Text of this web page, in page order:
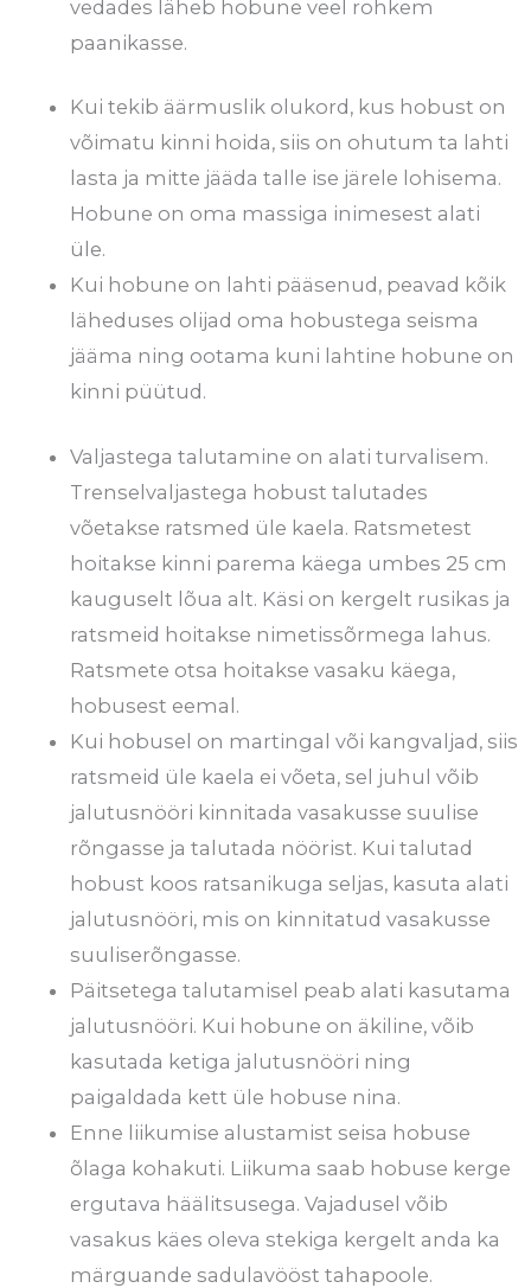
vedades läheb hobune veel rohkem
paanikasse.
Kui tekib äärmuslik olukord, kus hobust on
võimatu kinni hoida, siis on ohutum ta lahti
lasta ja mitte jääda talle ise järele lohisema.
Hobune on oma massiga inimesest alati
üle.
Kui hobune on lahti pääsenud, peavad kõik
läheduses olijad oma hobustega seisma
jääma ning ootama kuni lahtine hobune on
kinni püütud.
Valjastega talutamine on alati turvalisem.
Trenselvaljastega hobust talutades
võetakse ratsmed üle kaela. Ratsmetest
hoitakse kinni parema käega umbes 25 cm
kauguselt lõua alt. Käsi on kergelt rusikas ja
ratsmeid hoitakse nimetissõrmega lahus.
Ratsmete otsa hoitakse vasaku käega,
hobusest eemal.
Kui hobusel on martingal või kangvaljad, siis
ratsmeid üle kaela ei võeta, sel juhul võib
jalutusnööri kinnitada vasakusse suulise
rõngasse ja talutada nöörist. Kui talutad
hobust koos ratsanikuga seljas, kasuta alati
jalutusnööri, mis on kinnitatud vasakusse
suuliserõngasse.
Päitsetega talutamisel peab alati kasutama
jalutusnööri. Kui hobune on äkiline, võib
kasutada ketiga jalutusnööri ning
paigaldada kett üle hobuse nina.
Enne liikumise alustamist seisa hobuse
õlaga kohakuti. Liikuma saab hobuse kerge
ergutava häälitsusega. Vajadusel võib
vasakus käes oleva stekiga kergelt anda ka
märguande sadulavööst tahapoole.